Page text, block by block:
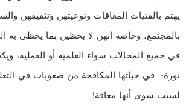
يهتم بالفتيات المعاقات وتوعيتهن وتثقيفهن
بالمجتمع، وخاصة أنهن لا يحظين بما يحظى به
في جميع المجالات سواء العلمية أو العملية،
نورة- في حياتها المكافحة من صعوبات في
لسبب سوى أنها معاقة!